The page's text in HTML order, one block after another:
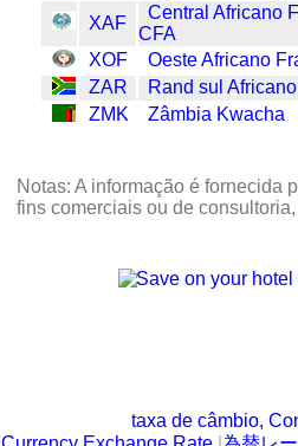
XAF
Central Africano
CFA
XOF
Oeste Africano
ZAR
Rand sul Africano
ZMK
Zâmbia Kwacha
Notas: A informação é fornecida
fins comerciais ou de
taxa de câmbio,